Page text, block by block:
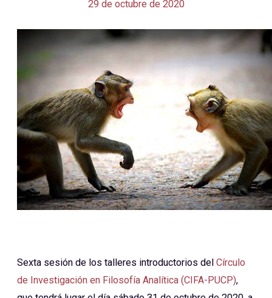
29 de octubre de 2020
Sexta sesión de los talleres introductorios del Círculo
de Investigación en Filosofía Analítica (CIFA-PUCP),